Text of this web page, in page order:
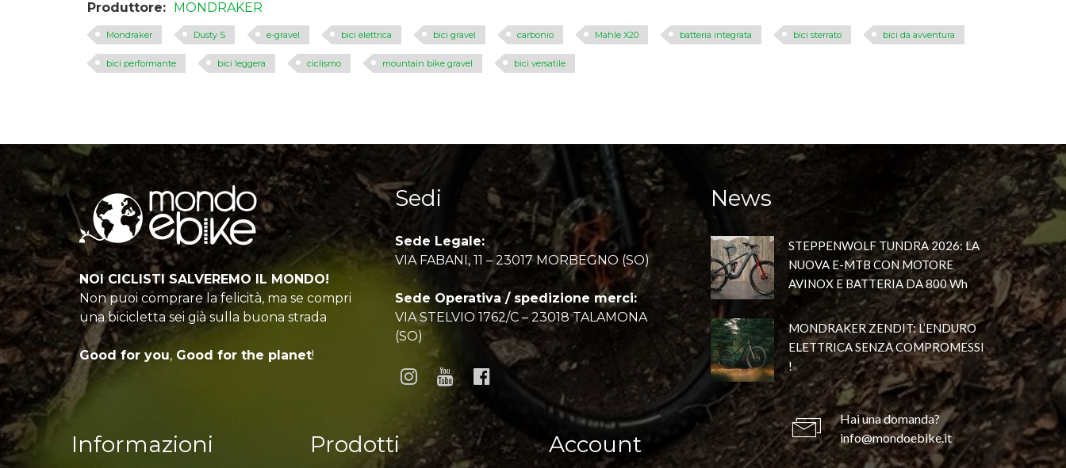
Produttore: MONDRAKER
Mondraker Dusty S e-gravel bici elettrica bici gravel carbonio Mahle X20 batteria integrata bici sterrato bici da avventura
bici performante bici leggera ciclismo mountain bike gravel bici versatile
NOI CICLISTI SALVEREMO IL MONDO!
Non puoi comprare la felicità, ma se compri
una bicicletta sei già sulla buona strada
Good for you, Good for the planet!
Sedi
Sede Legale:
VIA FABANI, 11 – 23017 MORBEGNO (SO)
Sede Operativa / spedizione merci:
VIA STELVIO 1762/C – 23018 TALAMONA
(SO)
News
STEPPENWOLF TUNDRA 2026: LA
NUOVA E-MTB CON MOTORE
AVINOX E BATTERIA DA 800 Wh
MONDRAKER ZENDIT: L’ENDURO
ELETTRICA SENZA COMPROMESSI
!
Informazioni Prodotti Account
Hai una domanda?
info@mondoebike.it